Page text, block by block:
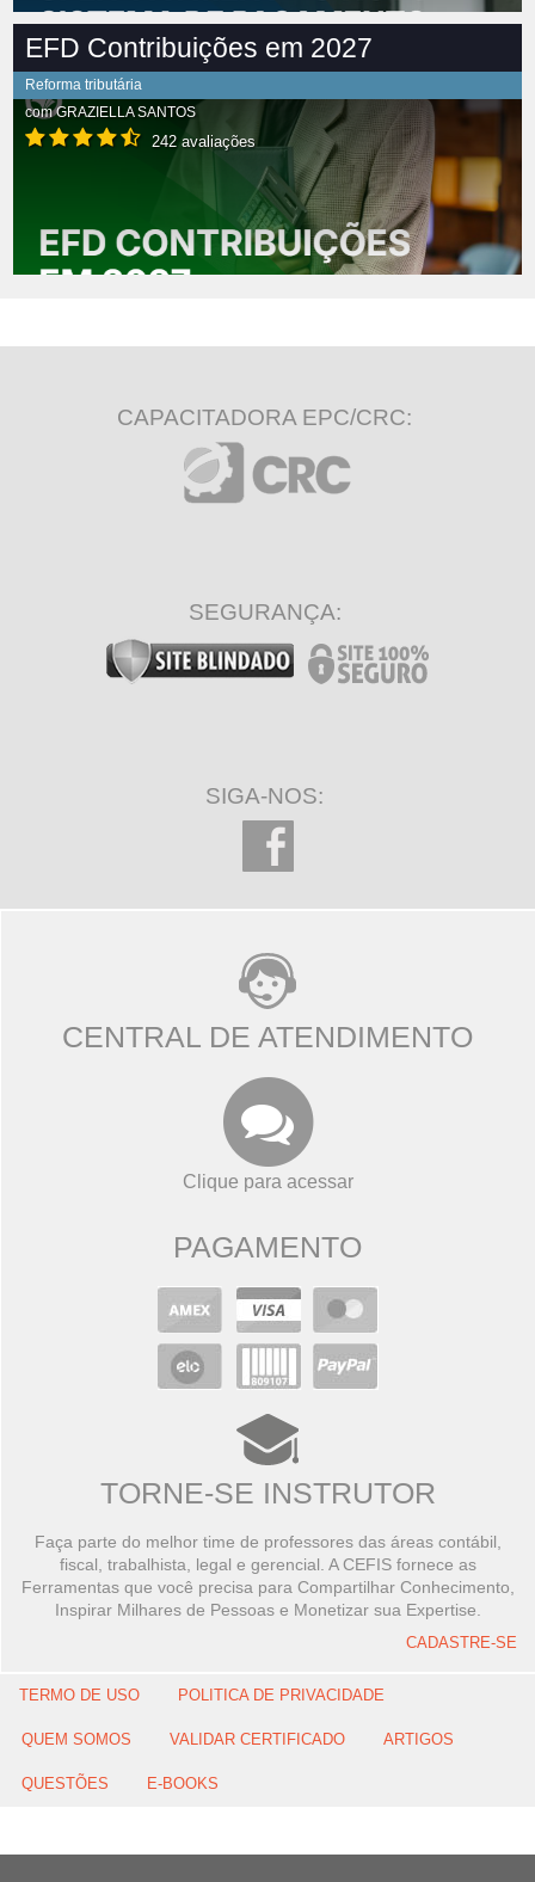
EFD Contribuições em 2027
Reforma tributária
comGRAZIELLA SANTOS
242 avaliações
CAPACITADORA EPC/CRC:
SEGURANÇA:
SIGA-NOS:
CENTRAL DE ATENDIMENTO
Clique para acessar
PAGAMENTO
TORNE-SE INSTRUTOR
Faça parte do melhor time de professores das áreas contábil,
fiscal, trabalhista, legal e gerencial. A CEFIS fornece as
Ferramentas que você precisa para Compartilhar Conhecimento,
Inspirar Milhares de Pessoas e Monetizar sua Expertise.
CADASTRE-SE
TERMO DE USO POLITICA DE PRIVACIDADE
QUEM SOMOS VALIDAR CERTIFICADO ARTIGOS
QUESTÕES E-BOOKS